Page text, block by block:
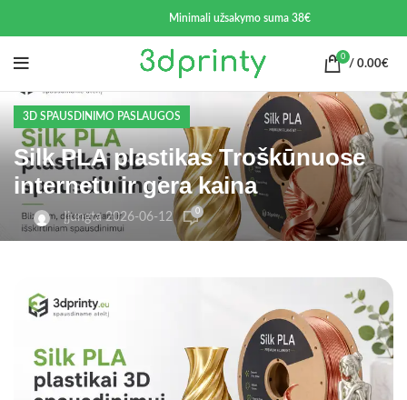
Minimali užsakymo suma 38€
0
/ 0.00€
3D SPAUSDINIMO PASLAUGOS
Silk PLA plastikas Troškūnuose
internetu ir gera kaina
Įjungta 2026-06-12 0